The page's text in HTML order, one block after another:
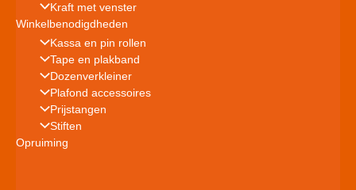
Kraft met venster
Winkelbenodigdheden
Kassa en pin rollen
Tape en plakband
Dozenverkleiner
Plafond accessoires
Prijstangen
Stiften
Opruiming